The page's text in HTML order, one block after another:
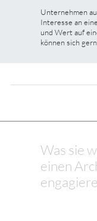
Unternehmen
Interesse an
und Wert auf
können sich
Was sie
einen